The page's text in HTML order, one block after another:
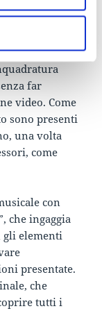
per
di
far
video. Come
sono presenti
una volta
come
con
che ingaggia
gli elementi
presentate.
che
tutti i